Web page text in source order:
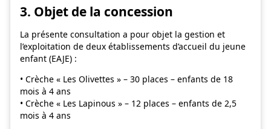
3. Objet de la concession
La présente consultation a pour objet la gestion et
l’exploitation de deux établissements d’accueil du jeune
enfant (EAJE) :
• Crèche « Les Olivettes » – 30 places – enfants de 18
mois à 4 ans
• Crèche « Les Lapinous » – 12 places – enfants de 2,5
mois à 4 ans